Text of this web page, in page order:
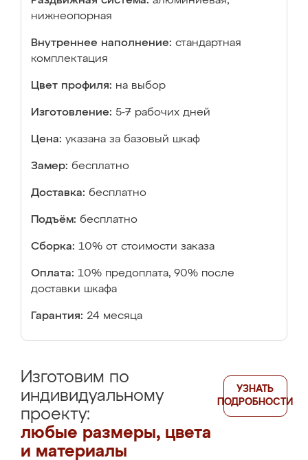
нижнеопорная
Внутреннее наполнение: стандартная
комплектация
Цвет профиля: на выбор
Изготовление: 5-7 рабочих дней
Цена: указана за базовый шкаф
Замер: бесплатно
Доставка: бесплатно
Подъём: бесплатно
Сборка: 10% от стоимости заказа
Оплата: 10% предоплата, 90% после
доставки шкафа
Гарантия: 24 месяца
Изготовим по
индивидуальному
проекту:
любые размеры, цвета
и материалы
УЗНАТЬ
ПОДРОБНОСТИ